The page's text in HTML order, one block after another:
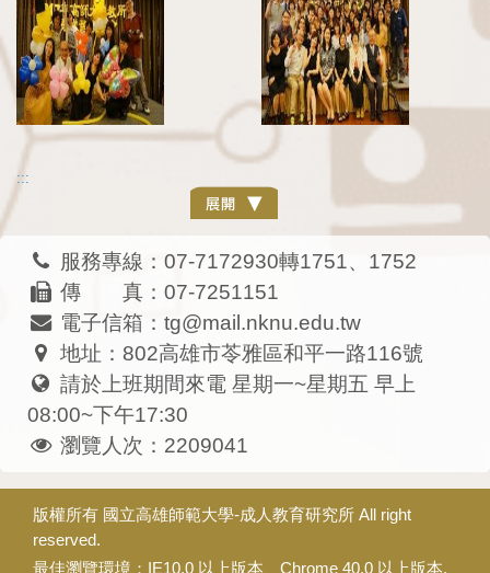
:::
服務專線：07-7172930轉1751、1752
傳 真：07-7251151
電子信箱：tg@mail.nknu.edu.tw
地址：802高雄市苓雅區和平一路116號
請於上班期間來電 星期一~星期五 早上
08:00~下午17:30
瀏覽人次：2209041
版權所有 國立高雄師範大學-成人教育研究所 All right
reserved.
最佳瀏覽環境：IE10.0 以上版本、Chrome 40.0 以上版本.